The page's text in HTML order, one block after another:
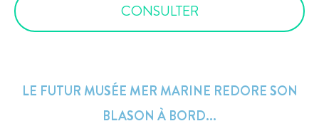
CONSULTER
LE FUTUR MUSÉE MER MARINE REDORE SON
BLASON À BORD...